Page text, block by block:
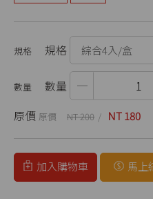
規格
數量
原價
NT 200 NT 180
加入購物車 馬上